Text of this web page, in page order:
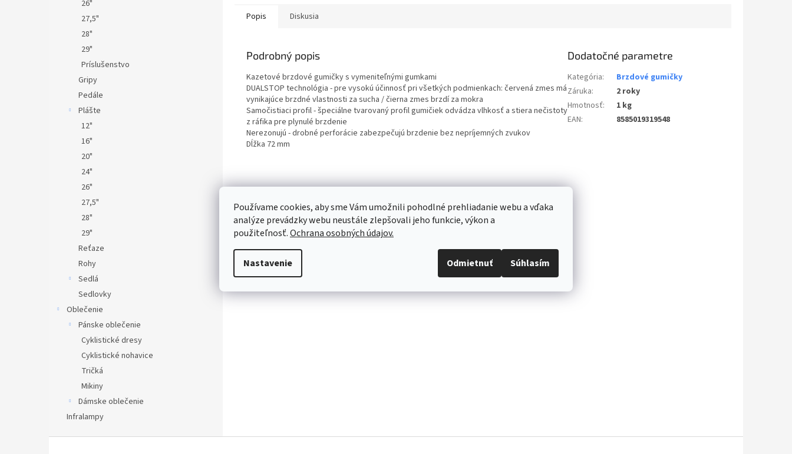
Používame cookies, aby sme Vám umožnili pohodlné prehliadanie webu a vďaka
analýze prevádzky webu neustále zlepšovali jeho funkcie, výkon a
použiteľnosť.Ochrana osobných údajov.
Nastavenie Odmietnuť Súhlasím
26"
27,5"
28"
29"
Príslušenstvo
Gripy
Pedále
Plášte
12"
16"
20"
24"
26"
27,5"
28"
29"
Reťaze
Rohy
Sedlá
Sedlovky
Oblečenie
Pánske oblečenie
Cyklistické dresy
Cyklistické nohavice
Tričká
Mikiny
Dámske oblečenie
Infralampy
Popis Diskusia
Podrobný popis
Kazetové brzdové gumičky s vymeniteľnými gumkami
DUALSTOP technológia - pre vysokú účinnosť pri všetkých podmienkach: červená zmes má
vynikajúce brzdné vlastnosti za sucha / čierna zmes brzdí za mokra
Samočistiaci profil - špeciálne tvarovaný profil gumičiek odvádza vlhkosť a stiera nečistoty
z ráfika pre plynulé brzdenie
Nerezonujú - drobné perforácie zabezpečujú brzdenie bez nepríjemných zvukov
Dĺžka 72 mm
Dodatočné parametre
Kategória:
Brzdové gumičky
Záruka:
2 roky
Hmotnosť:
1 kg
EAN: 8585019319548